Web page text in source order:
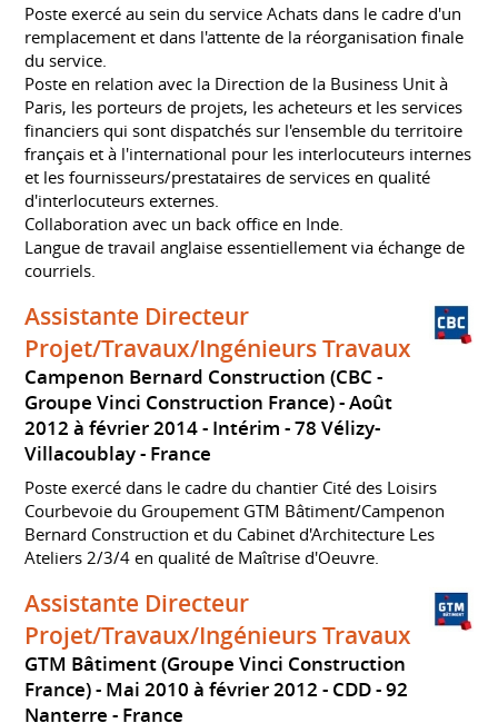
Poste exercé au sein du service Achats dans le cadre d'un
remplacement et dans l'attente de la réorganisation finale
du service.
Poste en relation avec la Direction de la Business Unit à
Paris, les porteurs de projets, les acheteurs et les services
financiers qui sont dispatchés sur l'ensemble du territoire
français et à l'international pour les interlocuteurs internes
et les fournisseurs/prestataires de services en qualité
d'interlocuteurs externes.
Collaboration avec un back office en Inde.
Langue de travail anglaise essentiellement via échange de
courriels.
Assistante Directeur
Projet/Travaux/Ingénieurs Travaux
Campenon Bernard Construction (CBC -
Groupe Vinci Construction France)
Août
2012 à février 2014 Intérim
78 Vélizy-
Villacoublay
France
Poste exercé dans le cadre du chantier Cité des Loisirs
Courbevoie du Groupement GTM Bâtiment/Campenon
Bernard Construction et du Cabinet d'Architecture Les
Ateliers 2/3/4 en qualité de Maîtrise d'Oeuvre.
Assistante Directeur
Projet/Travaux/Ingénieurs Travaux
GTM Bâtiment (Groupe Vinci Construction
France)
Mai 2010 à février 2012 CDD
92
Nanterre
France